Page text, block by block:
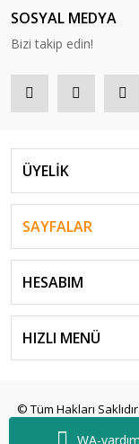
WA-yardım
SOSYAL MEDYA
Bizi takip edin!
ÜYELİK
SAYFALAR
HESABIM
HIZLI MENÜ
© Tüm Hakları